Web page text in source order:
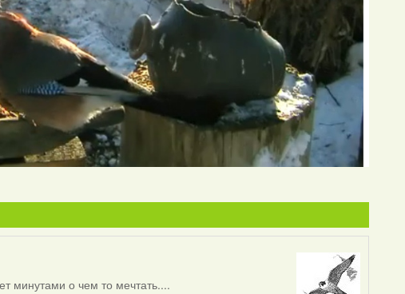
минутами о чем то мечтать....